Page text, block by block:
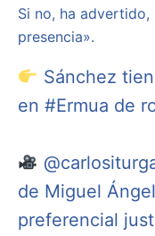
Si no, ha advertido,
presencia».
Sánchez
en #Ermua de
de Miguel
preferencial